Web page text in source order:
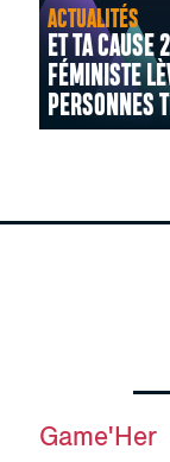
ACTUALITÉS
ET TA
FÉMINISTE
PERSONNES
Game'Her